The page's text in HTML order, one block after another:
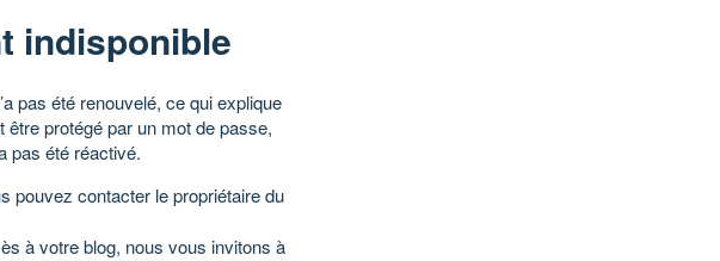
indisponible
pas été renouvelé, ce qui explique
protégé par un mot de passe,
pas été réactivé.
pouvez contacter le propriétaire du
à votre blog, nous vous invitons à